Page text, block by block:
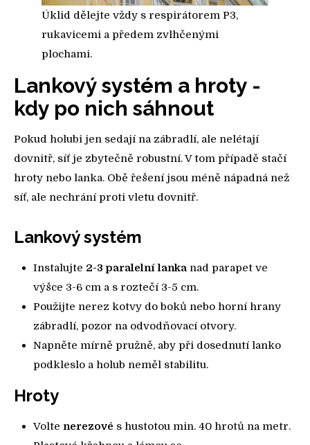
Úklid dělejte vždy s respirátorem P3,
rukavicemi a předem zvlhčenými
plochami.
Lankový systém a hroty -
kdy po nich sáhnout
Pokud holubi jen sedají na zábradlí, ale nelétají
dovnitř, síť je zbytečně robustní. V tom případě stačí
hroty nebo lanka. Obě řešení jsou méně nápadná než
síť, ale nechrání proti vletu dovnitř.
Lankový systém
Instalujte 2-3 paralelní lankanad parapet ve
výšce 3-6 cm a s roztečí 3-5 cm.
Použijte nerez kotvy do boků nebo horní hrany
zábradlí, pozor na odvodňovací otvory.
Napněte mírně pružně, aby při dosednutí lanko
podkleslo a holub neměl stabilitu.
Hroty
Volte nerezové s hustotou min. 40 hrotů na metr.